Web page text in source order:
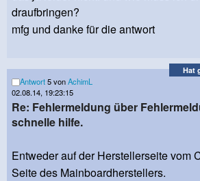
draufbringen?
mfg und danke für die antwort
Hat
Antwort5 vonAchimL
02.08.14, 19:23:15
Re: Fehlermeldung über
schnelle hilfe.
Entweder auf der Herstellerseite vom
Seite des Mainboardherstellers.